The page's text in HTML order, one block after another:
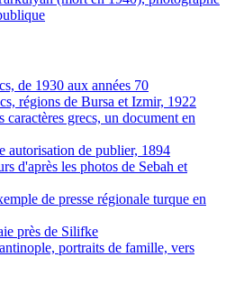
de 1930 aux années 70
régions de Bursa et Izmir, 1922
caractères grecs, un document en
autorisation de publier, 1894
d'après les photos de Sebah et
de presse régionale turque en
près de Silifke
portraits de famille, vers